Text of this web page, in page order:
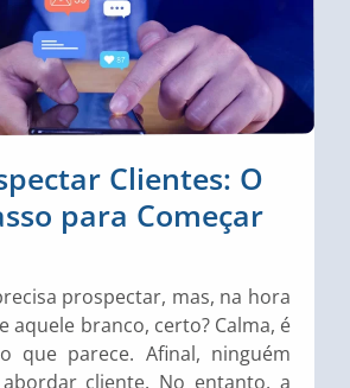
Clientes: O
para Começar
prospectar, mas, na hora
aquele branco, certo? Calma, é
que parece. Afinal, ninguém
cliente. No entanto, a